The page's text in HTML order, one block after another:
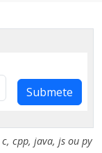
Submete
c, cpp, java, jsou py